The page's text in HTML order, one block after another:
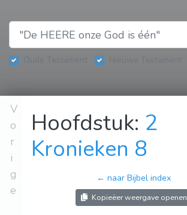
V
o
r
i
g
e
Hoofdstuk: 2
Kronieken 8
← naar Bijbel index
Kopieëer weergave openen